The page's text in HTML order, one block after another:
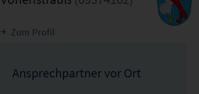
Zum Profil
Ansprechpartner vor Ort